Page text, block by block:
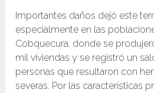
Importantes daños dejó este
especialmente en las
Cobquecura, donde se
mil viviendas y se registró un
personas que resultaron con
severas. Por las características